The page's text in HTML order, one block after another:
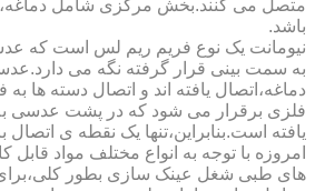
متصل می کنند.بخش مرکزی شامل
باشد.
نیومانت یک نوع فریم ریم لس است که
به سمت بینی قرار گرفته نگه می
دماغه،اتصال یافته اند و اتصال دسته ها
فلزی برقرار می شود که در پشت عدسی
یافته است.بنابراین،تنها یک نقطه ی
امروزه با توجه به انواع مختلف مواد
های طبی شغل عینک سازی بطور